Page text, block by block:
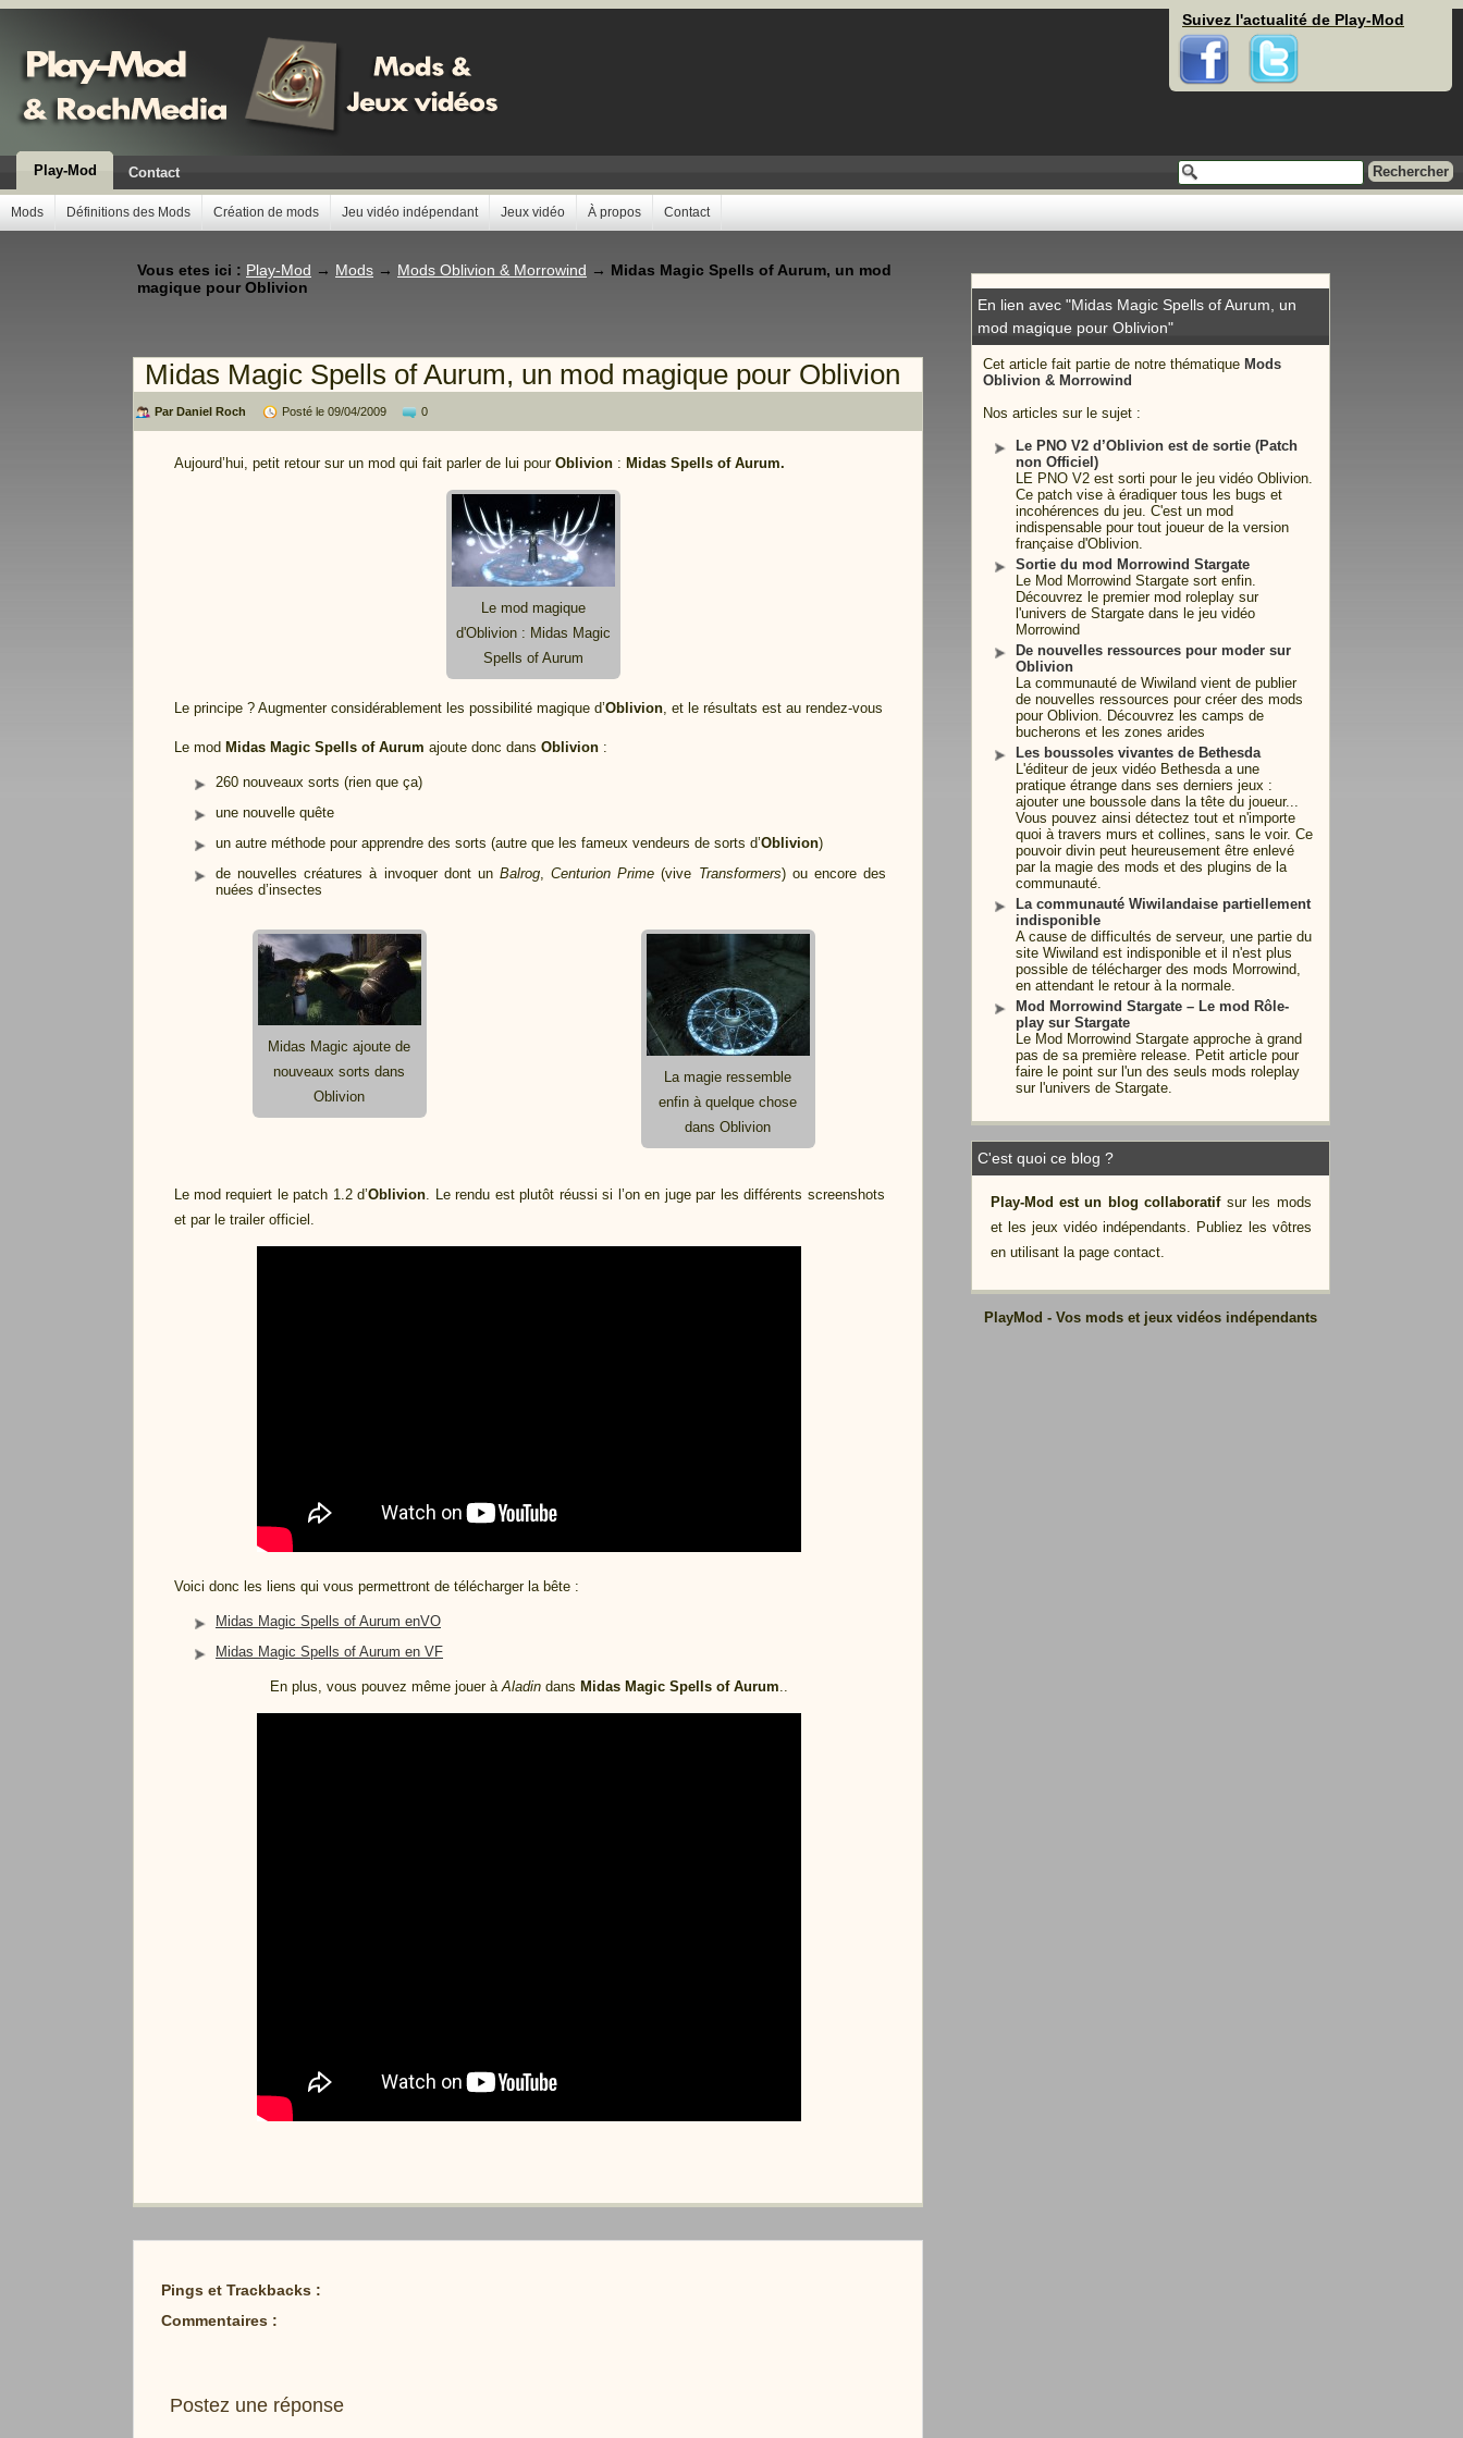
Suivez l'actualité de Play-Mod
Facebook Twitter
Play-Mod Contact
Mods Définitions des Mods Création de mods Jeu vidéo indépendant Jeux vidéo À propos Contact
Vous etes ici : Play-Mod → Mods → Mods Oblivion & Morrowind → Midas Magic Spells of Aurum, un mod
magique pour Oblivion
Midas Magic Spells of Aurum, un mod magique pour Oblivion
Par Daniel Roch Posté le 09/04/2009 0
Aujourd’hui, petit retour sur un mod qui fait parler de lui pour Oblivion: Midas Spells of Aurum.
Le mod magique
d'Oblivion : Midas Magic
Spells of Aurum
Le principe ? Augmenter considérablement les possibilité magique d’Oblivion, et le résultats est au rendez-vous
Le mod Midas Magic Spells of Aurum ajoute donc dans Oblivion:
260 nouveaux sorts (rien que ça)
une nouvelle quête
un autre méthode pour apprendre des sorts (autre que les fameux vendeurs de sorts d’Oblivion)
de nouvelles créatures à invoquer dont un Balrog,Centurion Prime (vive Transformers) ou encore des
nuées d’insectes
Midas Magic ajoute de
nouveaux sorts dans
Oblivion
La magie ressemble
enfin à quelque chose
dans Oblivion
Le mod requiert le patch 1.2 d’Oblivion. Le rendu est plutôt réussi si l’on en juge par les différents screenshots
et par le trailer officiel.
Voici donc les liens qui vous permettront de télécharger la bête :
Midas Magic Spells of Aurum enVO
Midas Magic Spells of Aurum en VF
En plus, vous pouvez même jouer àAladin dans Midas Magic Spells of Aurum..
Pings et Trackbacks :
Commentaires :
Postez une réponse
En lien avec "Midas Magic Spells of Aurum, un
mod magique pour Oblivion"
Cet article fait partie de notre thématique Mods
Oblivion & Morrowind
Nos articles sur le sujet :
Le PNO V2 d’Oblivion est de sortie (Patch
non Officiel)
LE PNO V2 est sorti pour le jeu vidéo Oblivion.
Ce patch vise à éradiquer tous les bugs et
incohérences du jeu. C'est un mod
indispensable pour tout joueur de la version
française d'Oblivion.
Sortie du mod Morrowind Stargate
Le Mod Morrowind Stargate sort enfin.
Découvrez le premier mod roleplay sur
l'univers de Stargate dans le jeu vidéo
Morrowind
De nouvelles ressources pour moder sur
Oblivion
La communauté de Wiwiland vient de publier
de nouvelles ressources pour créer des mods
pour Oblivion. Découvrez les camps de
bucherons et les zones arides
Les boussoles vivantes de Bethesda
L'éditeur de jeux vidéo Bethesda a une
pratique étrange dans ses derniers jeux :
ajouter une boussole dans la tête du joueur...
Vous pouvez ainsi détectez tout et n'importe
quoi à travers murs et collines, sans le voir. Ce
pouvoir divin peut heureusement être enlevé
par la magie des mods et des plugins de la
communauté.
La communauté Wiwilandaise partiellement
indisponible
A cause de difficultés de serveur, une partie du
site Wiwiland est indisponible et il n'est plus
possible de télécharger des mods Morrowind,
en attendant le retour à la normale.
Mod Morrowind Stargate – Le mod Rôle-
play sur Stargate
Le Mod Morrowind Stargate approche à grand
pas de sa première release. Petit article pour
faire le point sur l'un des seuls mods roleplay
sur l'univers de Stargate.
C'est quoi ce blog ?
Play-Mod est un blog collaboratifsur les mods
et les jeux vidéo indépendants. Publiez les vôtres
en utilisant la page contact.
PlayMod - Vos mods et jeux vidéos indépendants